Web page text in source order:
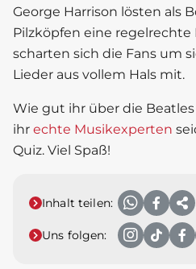
George Harrison lösten als
Pilzköpfen eine regelrechte
scharten sich die Fans um
Lieder aus vollem Hals mit.
Wie gut ihr über die
ihr echte Musikexperten
Quiz. Viel Spaß!
Inhalt teilen:
Uns folgen: